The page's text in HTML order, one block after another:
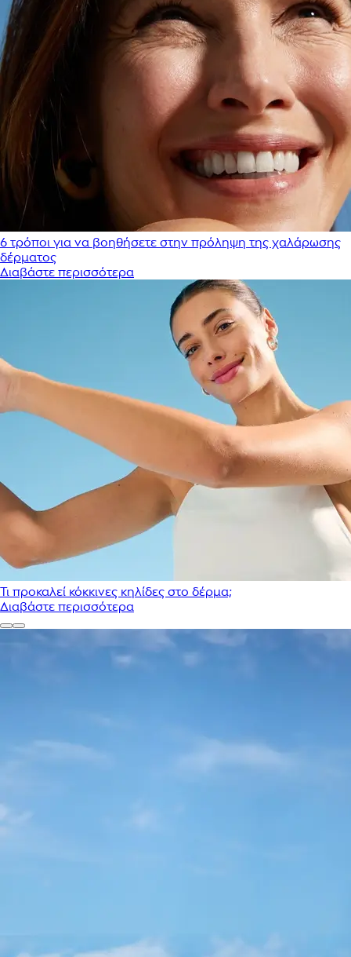
6 τρόποι για να βοηθήσετε στην πρόληψη της χαλάρωσης
δέρματος
Διαβάστε περισσότερα
Τι προκαλεί κόκκινες κηλίδες στο δέρμα;
Διαβάστε περισσότερα